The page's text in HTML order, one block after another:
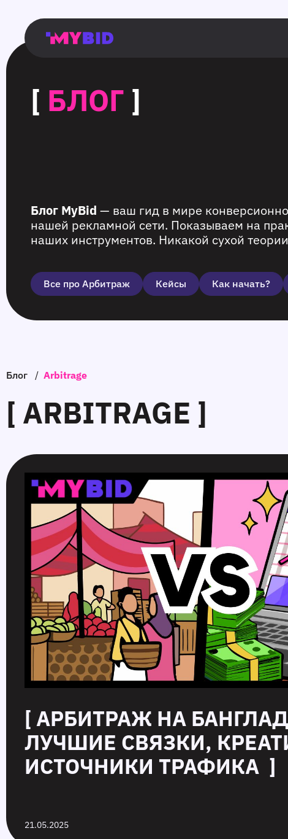
Главная
Гибкий
таргетинг
Возможности
Форматы
TMA
Главная
Домонетизация
TMA
Блог
Главная
страница
Main
page
Flexible
targeting
Opportunities
Formats
TMA
Main
page
Extra
monetization
TMA
Blog
Main
page
[ БЛОГ ]
Блог MyBid — ваш гид в мире
нашей рекламной сети. Показываем на
наших инструментов. Никакой сухой
Все про Арбитраж Кейсы Как начать?
Блог / Arbitrage
[ ARBITRAGE ]
[ АРБИТРАЖ НА
ЛУЧШИЕ СВЯЗКИ,
ИСТОЧНИКИ ТРАФИКА ]
21.05.2025